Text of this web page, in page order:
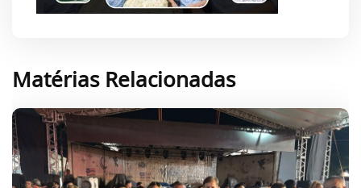
Matérias Relacionadas